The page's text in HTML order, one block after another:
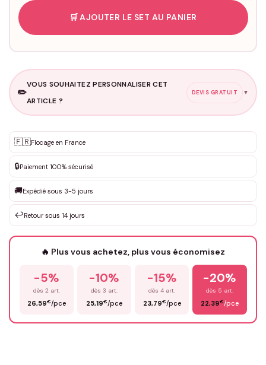
🛒 AJOUTER LE SET AU PANIER
✏️
VOUS SOUHAITEZ PERSONNALISER CET
ARTICLE ?
DEVIS GRATUIT ▼
✨ Personnalisation sur mesure
DEVIS GRATUIT · Personnalisation de 3 à 10€ selon la demande
Que souhaitez-vous ?*
Votre texte / idée*
Prénom*
🇫🇷Flocage en France
🔒Paiement 100% sécurisé
🚚Expédié sous 3-5 jours
↩️Retour sous 14 jours
🔥 Plus vous achetez, plus vous économisez
-5%
dès 2 art.
26,59€/pce
-10%
dès 3 art.
25,19€/pce
-15%
dès 4 art.
23,79€/pce
-20%
dès 5 art.
22,39€/pce